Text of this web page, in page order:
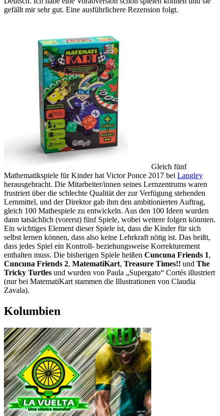
gefällt mir sehr gut. Eine ausführlichere Rezension folgt.
Gleich fünf
Mathematikspiele für Kinder hat Victor Ponce 2017 bei Langley
herausgebracht. Die Mitarbeiter/innen seines Lernzentrums waren
frustriert über die schlechte Qualität der zur Verfügung stehenden
Lernmittel, und der Direktor gab ihm den ambitionierten Auftrag,
gleich 100 Mathespiele zu entwickeln. Aus den 100 Ideen wurden
dann tatsächlich (vorerst) fünf Spiele, wobei weitere folgen könnten.
Ein wichtiges Element dieser Spiele ist, dass die Kinder für sich
selbst lernen können, dass also keine Lehrkraft nötig ist. Das heißt,
dass jedes Spiel ein Kontroll- beziehungsweise Korrekturement
enthalten muss. Die bisherigen Spiele heißen Cuncuna Friends 1,
Cuncuna Friends 2, MatematiKart, Treasure Times!! und The
Tricky Turtles und wurden von Paula „Supergato“ Cortés illustriert
(nur bei MatematiKart stammen die Illustrationen von Claudia
Zavala).
Kolumbien